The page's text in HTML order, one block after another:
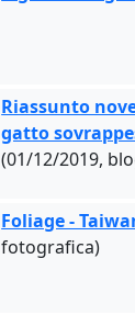
Riassunto
gatto
(01/12/2019,
Foliage -
fotografica)